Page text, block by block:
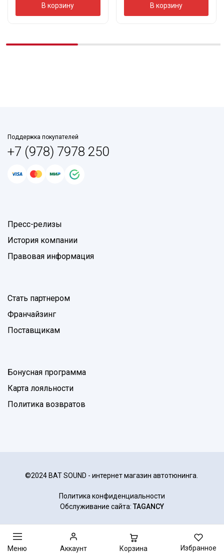
В корзину В корзину
Поддержка покупателей
+7 (978) 7978 250
Пресс-релизы
История компании
Правовая информация
Стать партнером
Франчайзинг
Поставщикам
Бонусная программа
Карта лояльности
Политика возвратов
©2024 BAT SOUND - интернет магазин автотюнинга.
Политика конфиденциальности
Обслуживание сайта: TAGANCY
Меню Аккаунт Корзина Избранное